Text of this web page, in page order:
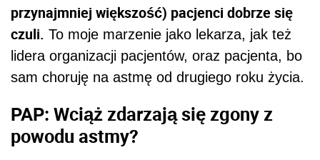
przynajmniej większość) pacjenci dobrze się
czuli. To moje marzenie jako lekarza, jak też
lidera organizacji pacjentów, oraz pacjenta, bo
sam choruję na astmę od drugiego roku życia.
PAP: Wciąż zdarzają się zgony z
powodu astmy?